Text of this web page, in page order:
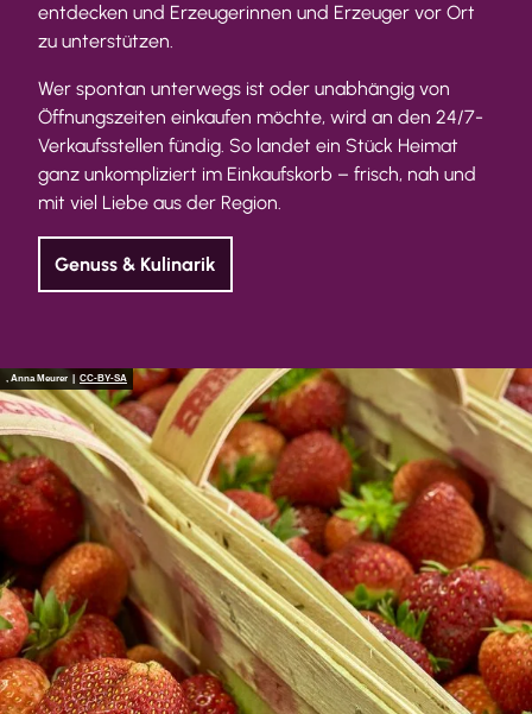
entdecken und Erzeugerinnen und Erzeuger vor Ort
zu unterstützen.
Wer spontan unterwegs ist oder unabhängig von
Öffnungszeiten einkaufen möchte, wird an den 24/7-
Verkaufsstellen fündig. So landet ein Stück Heimat
ganz unkompliziert im Einkaufskorb – frisch, nah und
mit viel Liebe aus der Region.
Genuss & Kulinarik
, Anna Meurer | CC-BY-SA